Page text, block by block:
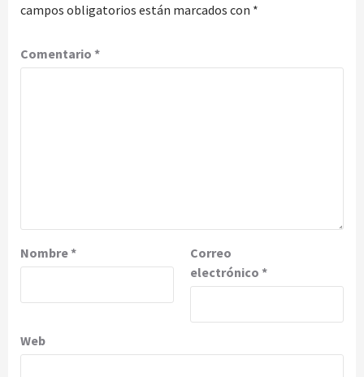
campos obligatorios están marcados con *
Comentario *
Nombre*
Correo
electrónico *
Web